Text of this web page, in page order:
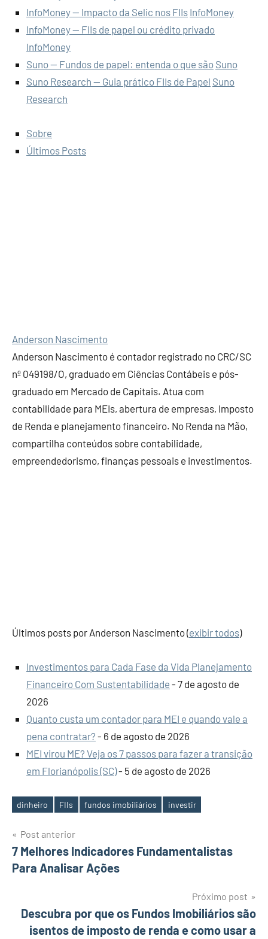
InfoMoney — Impacto da Selic nos FIIs InfoMoney
InfoMoney — FIIs de papel ou crédito privado
InfoMoney
Suno — Fundos de papel: entenda o que são Suno
Suno Research — Guia prático FIIs de Papel Suno
Research
Sobre
Últimos Posts
Anderson Nascimento
Anderson Nascimento é contador registrado no CRC/SC
nº 049198/O, graduado em Ciências Contábeis e pós-
graduado em Mercado de Capitais. Atua com
contabilidade para MEIs, abertura de empresas, Imposto
de Renda e planejamento financeiro. No Renda na Mão,
compartilha conteúdos sobre contabilidade,
empreendedorismo, finanças pessoais e investimentos.
Últimos posts por Anderson Nascimento(exibir todos)
Investimentos para Cada Fase da Vida Planejamento
Financeiro Com Sustentabilidade - 7 de agosto de
2026
Quanto custa um contador para MEI e quando vale a
pena contratar? - 6 de agosto de 2026
MEI virou ME? Veja os 7 passos para fazer a transição
em Florianópolis (SC)- 5 de agosto de 2026
Tags
dinheiro FIIs fundos imobiliários investir
Navegação
de
Post anterior
7 Melhores Indicadores Fundamentalistas
Para Analisar Ações
Próximo post
Descubra por que os Fundos Imobiliários são
isentos de imposto de renda e como usar a